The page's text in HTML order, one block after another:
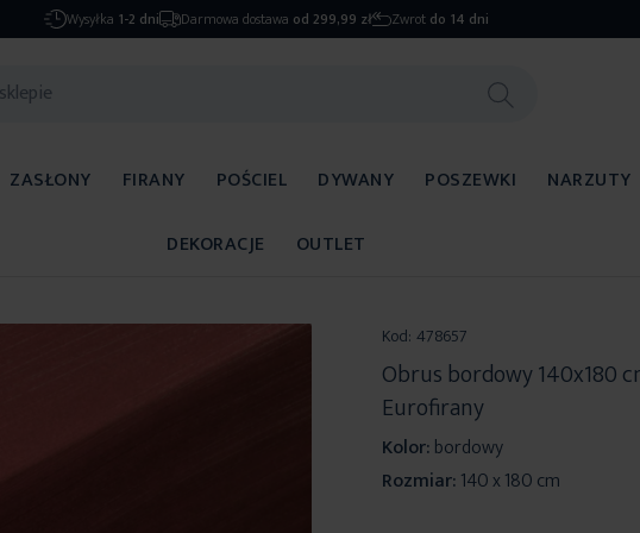
Wysyłka 1-2 dni Darmowa dostawa od 299,99 zł Zwrot do 14 dni
ZASŁONY FIRANY POŚCIEL DYWANY POSZEWKI NARZUTY
DEKORACJE
OUTLET
Kod: 478657
Obrus bordowy 140x180
Eurofirany
Kolor:bordowy
Rozmiar:140 x 180 cm